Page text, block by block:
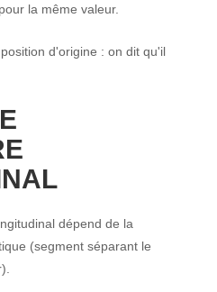
la même valeur.
d'origine : on dit qu'il
dépend de la
(segment séparant le